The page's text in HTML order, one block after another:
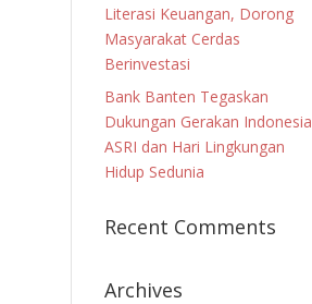
Literasi Keuangan, Dorong
Masyarakat Cerdas
Berinvestasi
Bank Banten Tegaskan
Dukungan Gerakan Indonesia
ASRI dan Hari Lingkungan
Hidup Sedunia
Recent Comments
Archives